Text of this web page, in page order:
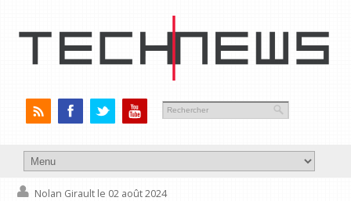
Nolan Girault le 02 août 2024